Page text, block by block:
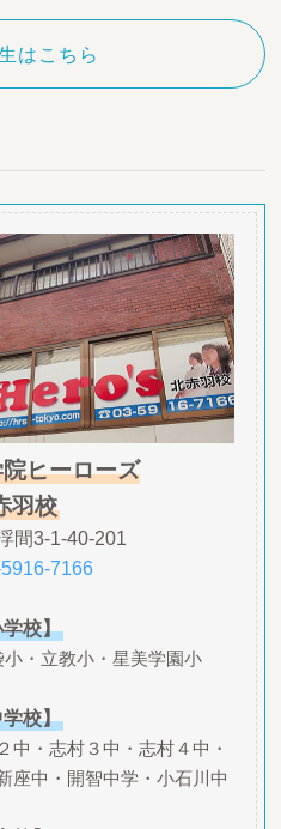
はこちら
ヒーローズ
羽校
間3-1-40-201
7166
校】
・立教小・星美学園小
校】
中・志村３中・志村４中・
座中・開智中学・小石川中